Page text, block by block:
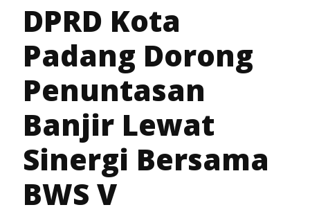
DPRD Kota
Padang Dorong
Penuntasan
Banjir Lewat
Sinergi Bersama
BWS V